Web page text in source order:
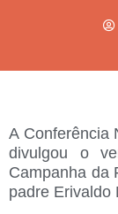
A Conferência
divulgou o
Campanha da
padre Erivaldo